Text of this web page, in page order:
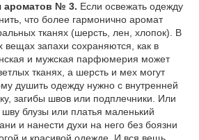
ароматов № 3. Если освежать одежду
что более гармонично аромат
тканях (шерсть, лен, хлопок). В
запахи сохраняются, как в
и мужская парфюмерия может
тканях, а шерсть и мех могут
душить одежду нужно с внутренней
загибы швов или подплечники. Или
блузы или платья маленький
и нанести духи на него без боязни